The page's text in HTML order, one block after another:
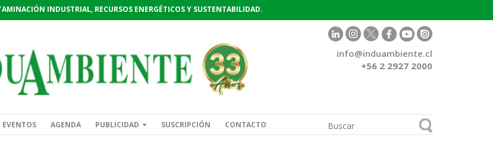
INDUSTRIAL, RECURSOS ENERGÉTICOS Y SUSTENTABILIDAD.
info@induambiente.cl
+56 2 2927 2000
EVENTOS AGENDA PUBLICIDAD SUSCRIPCIÓN CONTACTO